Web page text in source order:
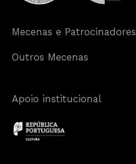
Mecenas e Patrocinadores
Outros Mecenas
Apoio institucional